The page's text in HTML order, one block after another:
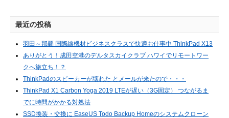
最近の投稿
羽田～那覇 国際線機材ビジネスクラスで快適お仕事中 ThinkPad X13
ありがとう！成田空港のデルタスカイクラブ ハワイでリモートワー
クへ旅立ち！？
ThinkPadのスピーカーが壊れた とメールが来たので・・・
ThinkPad X1 Carbon Yoga 2019 LTEが遅い（3G固定） つながるま
でに時間がかかる対処法
SSD換装・交換に EaseUS Todo Backup Homeのシステムクローン